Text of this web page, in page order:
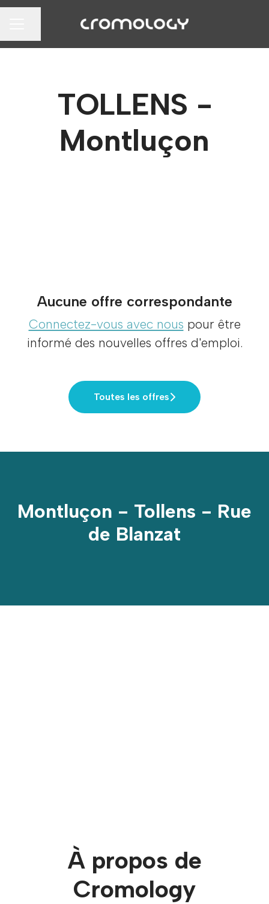
Partager la page
TOLLENS -
Montluçon
Aucune offre correspondante
Connectez-vous avec nous pour être
informé des nouvelles offres d'emploi.
Toutes les offres
Montluçon - Tollens - Rue
de Blanzat
À propos de
Cromology